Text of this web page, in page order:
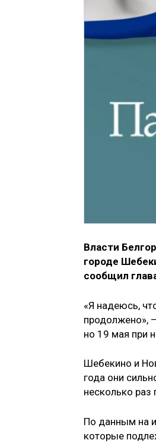
Власти
городе
сообщил
«Я надеюсь,
продолжено»,
но 19 мая при
Шебекино и
года они
несколько
По данным на
которые